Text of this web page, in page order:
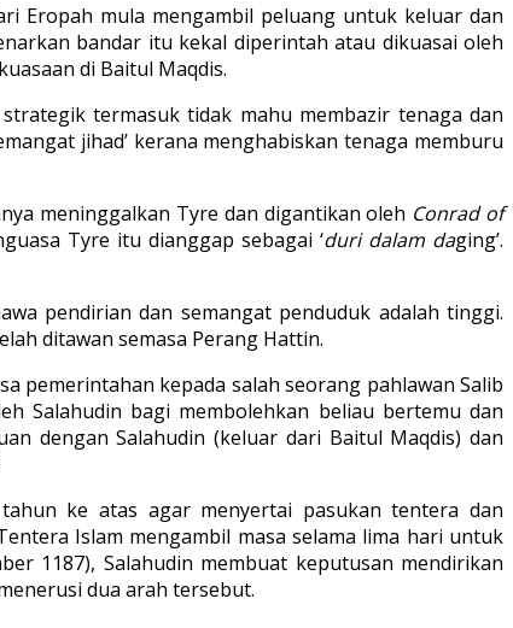
Eropah mula mengambil peluang untuk keluar dan
bandar itu kekal diperintah atau dikuasai oleh
di Baitul Maqdis.
termasuk tidak mahu membazir tenaga dan
jihad’ kerana menghabiskan tenaga memburu
meninggalkan Tyre dan digantikan oleh Conrad of
Tyre itu dianggap sebagai ‘duri dalam daging’.
pendirian dan semangat penduduk adalah tinggi.
ditawan semasa Perang Hattin.
pemerintahan kepada salah seorang pahlawan Salib
Salahudin bagi membolehkan beliau bertemu dan
dengan Salahudin (keluar dari Baitul Maqdis) dan
ke atas agar menyertai pasukan tentera dan
Islam mengambil masa selama lima hari untuk
1187), Salahudin membuat keputusan mendirikan
dua arah tersebut.